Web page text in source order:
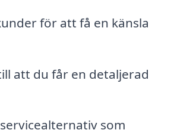
för att få en känsla
att du får en detaljerad
som